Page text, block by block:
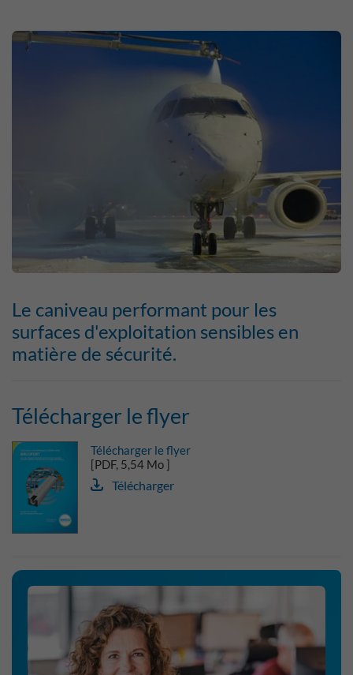
Le caniveau performant pour les
surfaces d'exploitation sensibles en
matière de sécurité.
Télécharger le flyer
Télécharger le flyer
[PDF, 5,54 Mo ]
Télécharger